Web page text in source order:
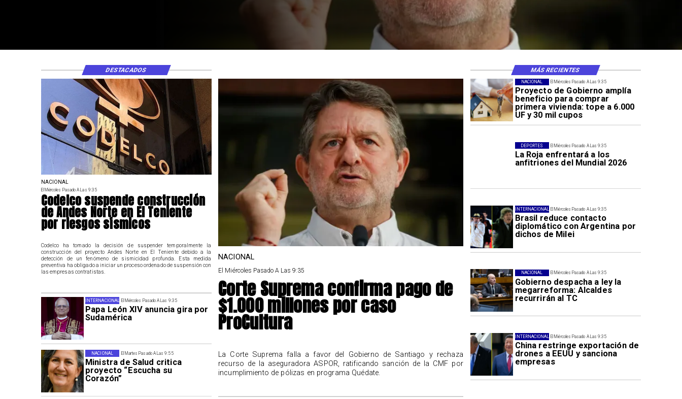
El Miércoles Pasado A Las 9:35
Proyecto de Gobierno amplía
beneficio para comprar
primera vivienda: tope a 6.000
UF y 30 mil cupos
NACIONAL
El Miércoles Pasado A Las 9:35
La Roja enfrentará a los
anfitriones del Mundial 2026
DEPORTES
El Miércoles Pasado A Las 9:35
Brasil reduce contacto
diplomático con Argentina por
dichos de Milei
INTERNACIONAL
El Miércoles Pasado A Las 9:35
Gobierno despacha a ley la
megarreforma: Alcaldes
recurrirán al TC
NACIONAL
El Miércoles Pasado A Las 9:35
China restringe exportación de
drones a EEUU y sanciona
empresas
INTERNACIONAL
El Miércoles Pasado A Las 9:35
Papa León XIV anuncia gira por
Sudamérica
INTERNACIONAL
El Martes Pasado A Las 9:55
Ministra de Salud critica
proyecto “Escucha su
Corazón”
NACIONAL
NACIONAL
El Miércoles Pasado A Las 9:35
Codelco suspende construcción
de Andes Norte en El Teniente
por riesgos sísmicos
Codelco ha tomado la decisión de suspender temporalmente la
construcción del proyecto Andes Norte en El Teniente debido a la
detección de un fenómeno de sismicidad profunda. Esta medida
preventiva ha obligado a iniciar un proceso ordenado de suspensión con
las empresas contratistas.
NACIONAL
El Miércoles Pasado A Las 9:35
Corte Suprema confirma pago de
$1.000 millones por caso
ProCultura
La Corte Suprema falla a favor del Gobierno de Santiago y rechaza
recurso de la aseguradora ASPOR, ratificando sanción de la CMF por
incumplimiento de pólizas en programa Quédate.
DESTACADOS MÁS RECIENTES